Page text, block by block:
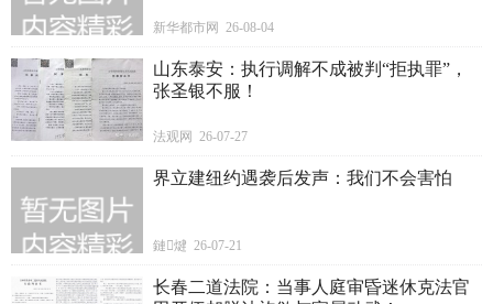
新华都市网 26-08-04
山东泰安：执行调解不成被判“拒执罪”，
张圣银不服！
法观网 26-07-27
界立建纽约遇袭后发声：我们不会害怕
鏈煡 26-07-21
长春二道法院：当事人庭审昏迷休克法官